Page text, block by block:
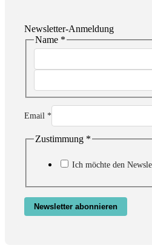
Newsletter-Anmeldung
Name *
Zustimmung
Email
Email *
Zustimmung *
Ich möchte den
Newsletter abonnieren